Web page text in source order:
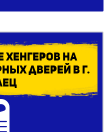
на
дверей в г.